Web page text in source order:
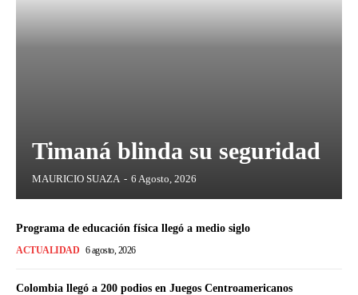
Timaná blinda su seguridad
MAURICIO SUAZA - 6 Agosto, 2026
Programa de educación física llegó a medio siglo
ACTUALIDAD 6 agosto, 2026
Colombia llegó a 200 podios en Juegos Centroamericanos